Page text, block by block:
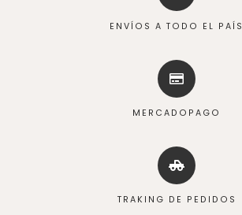
ENVÍOS A TODO EL PAÍS
MERCADOPAGO
TRAKING DE PEDIDOS